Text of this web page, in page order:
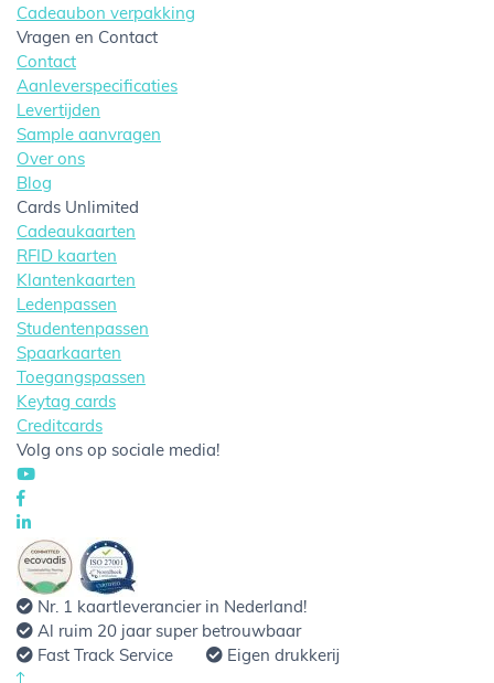
Cadeaubon verpakking
Vragen en Contact
Contact
Aanleverspecificaties
Levertijden
Sample aanvragen
Over ons
Blog
Cards Unlimited
Cadeaukaarten
RFID kaarten
Klantenkaarten
Ledenpassen
Studentenpassen
Spaarkaarten
Toegangspassen
Keytag cards
Creditcards
Volg ons op sociale media!
Nr. 1 kaartleverancier in Nederland!
Al ruim 20 jaar super betrouwbaar
Fast Track Service
Eigen drukkerij